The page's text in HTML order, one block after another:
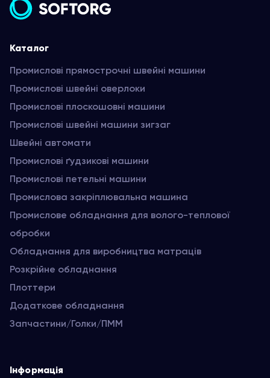
Каталог
Промислові прямострочні швейні машини
Промислові швейні оверлоки
Промислові плоскошовні машини
Промислові швейні машини зигзаг
Швейні автомати
Промислові ґудзикові машини
Промислові петельні машини
Промислова закріплювальна машина
Промислове обладнання для волого-теплової
обробки
Обладнання для виробництва матраців
Розкрійне обладнання
Плоттери
Додаткове обладнання
Запчастини/Голки/ПММ
Інформація